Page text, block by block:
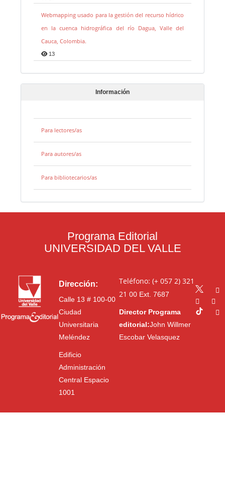
Webmapping usado para la gestión del recurso hídrico
en la cuenca hidrográfica del río Dagua, Valle del
Cauca, Colombia.
13
Información
Para lectores/as
Para autores/as
Para bibliotecarios/as
Programa Editorial
UNIVERSIDAD DEL VALLE
Dirección:
Calle 13 # 100-00
Ciudad
Universitaria
Meléndez
Edificio
Administración
Central Espacio
1001
Teléfono: (+ 057 2) 321
21 00Ext. 7687
Director Programa
editorial:John Willmer
Escobar Velasquez